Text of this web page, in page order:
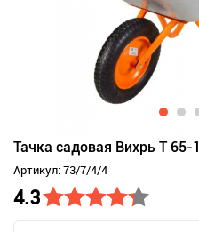
Тачка садовая Вихрь Т 65-1
Артикул: 73/7/4/4
4.3